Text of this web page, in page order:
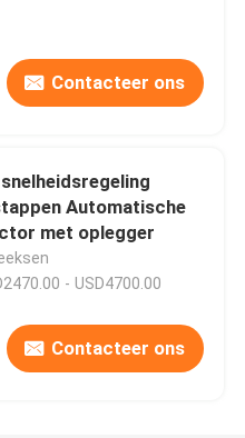
Contacteer ons
Automatische
met oplegger
- USD4700.00
Contacteer ons
1 ton Bestelverzamelaar Elektrische pallet jack Elektromagnetische hydraulische klep